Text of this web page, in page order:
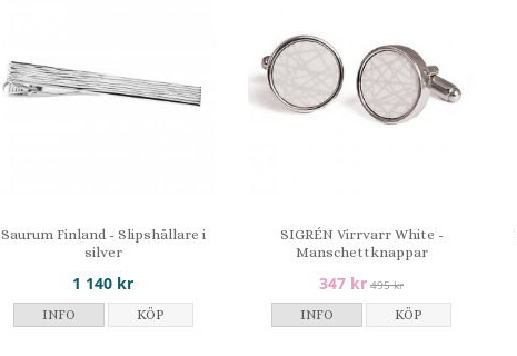
Saurum Finland - Slipshållare i
silver
1 140 kr
INFO KÖP
SIGRÉN Virrvarr White -
Manschettknappar
347 kr 495 kr
INFO
KÖP